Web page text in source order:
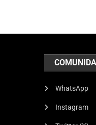
WhatsApp
Instagram